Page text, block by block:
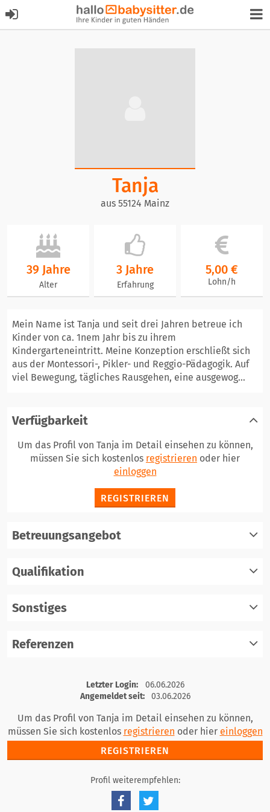
Tanja
aus 55124 Mainz
39 Jahre
Alter
3 Jahre
Erfahrung
5,00 €
Lohn/h
Mein Name ist Tanja und seit drei Jahren betreue ich
Kinder von ca. 1nem Jahr bis zu ihrem
Kindergarteneintritt. Meine Konzeption erschließt sich
aus der Montessori-, Pikler- und Reggio-Pädagogik. Auf
viel Bewegung, tägliches Rausgehen, eine ausgewog...
Verfügbarkeit
Um das Profil von Tanja im Detail einsehen zu können,
müssen Sie sich kostenlos registrieren oder hier
einloggen
REGISTRIEREN
Betreuungsangebot
Qualifikation
Sonstiges
Referenzen
registrieren
einloggen
Letzter Login:
06.06.2026
Angemeldet seit:
03.06.2026
Um das Profil von Tanja im Detail einsehen zu können,
müssen Sie sich kostenlos registrieren oder hier einloggen
REGISTRIEREN
Profil weiterempfehlen: